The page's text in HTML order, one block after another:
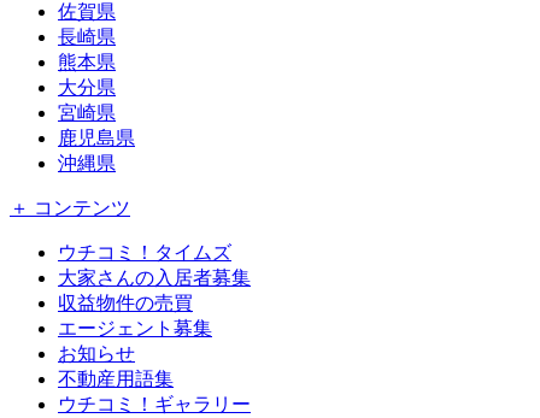
佐賀県
長崎県
熊本県
大分県
宮崎県
鹿児島県
沖縄県
＋ コンテンツ
ウチコミ！タイムズ
大家さんの入居者募集
収益物件の売買
エージェント募集
お知らせ
不動産用語集
ウチコミ！ギャラリー